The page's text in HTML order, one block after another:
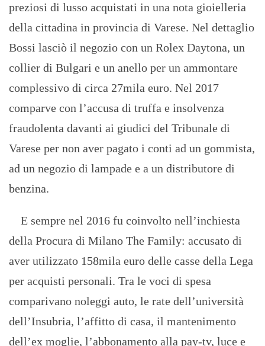
preziosi di lusso acquistati in una nota gioielleria
della cittadina in provincia di Varese. Nel dettaglio
Bossi lasciò il negozio con un Rolex Daytona, un
collier di Bulgari e un anello per un ammontare
complessivo di circa 27mila euro. Nel 2017
comparve con l’accusa di truffa e insolvenza
fraudolenta davanti ai giudici del Tribunale di
Varese per non aver pagato i conti ad un gommista,
ad un negozio di lampade e a un distributore di
benzina.
E sempre nel 2016 fu coinvolto nell’inchiesta
della Procura di Milano The Family: accusato di
aver utilizzato 158mila euro delle casse della Lega
per acquisti personali. Tra le voci di spesa
comparivano noleggi auto, le rate dell’università
dell’Insubria, l’affitto di casa, il mantenimento
dell’ex moglie, l’abbonamento alla pay-tv, luce e